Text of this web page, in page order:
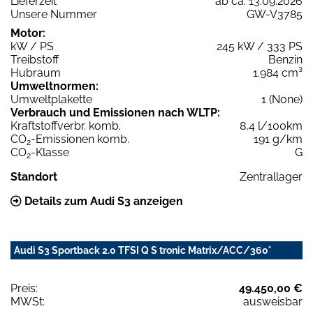
Unsere Nummer
GW-V3785
Motor:
kW / PS
245 kW / 333 PS
Treibstoff
Benzin
Hubraum
1.984 cm³
Umweltnormen:
Umweltplakette
1 (None)
Verbrauch und Emissionen nach WLTP:
Kraftstoffverbr. komb.
8,4 l/100km
CO2-Emissionen komb.
191 g/km
CO2-Klasse
G
Standort
Zentrallager
Details zum Audi S3 anzeigen
Audi S3 Sportback 2.0 TFSI Q S tronic Matrix/ACC/360°
Preis:
49.450,00 €
MWSt:
ausweisbar